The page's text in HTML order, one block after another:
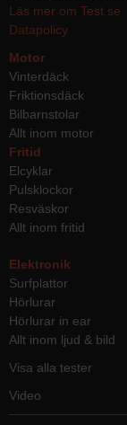
Läs mer om Test.se
Datapolicy
Motor
Vinterdäck
Friktionsdäck
Bilbarnstolar
Allt inom motor
Fritid
Elcyklar
Pulsklockor
Resväskor
Allt inom fritid
Elektronik
Surfplattor
Hörlurar
Hörlurar in ear
Allt inom ljud & bild
Visa alla tester
Video